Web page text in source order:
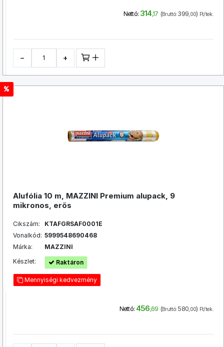
Nettó: 314,17 (Bruttó: 399,00) Ft/tek.
− +
Alufólia 10 m, MAZZINI Premium alupack, 9
mikronos, erős
Cikszám:
KTAFGRSAF0001E
Vonalkód: 5999548690468
Márka:
MAZZINI
Készlet:
Raktáron
Mennyiségi kedvezmény
Nettó: 456,69 (Bruttó: 580,00) Ft/tek.